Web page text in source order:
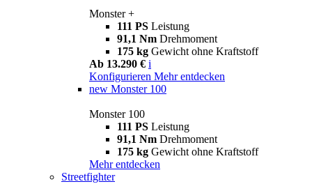
Monster +
111 PS Leistung
91,1 Nm Drehmoment
175 kg Gewicht ohne Kraftstoff
Ab 13.290 € i
Konfigurieren Mehr entdecken
new Monster 100
Monster 100
111 PS Leistung
91,1 Nm Drehmoment
175 kg Gewicht ohne Kraftstoff
Mehr entdecken
Streetfighter